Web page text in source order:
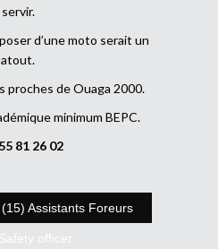
servir.
d’une moto serait un
atout.
proches de Ouaga 2000.
minimum BEPC.
81 26 02
Assistants Foreurs
officer